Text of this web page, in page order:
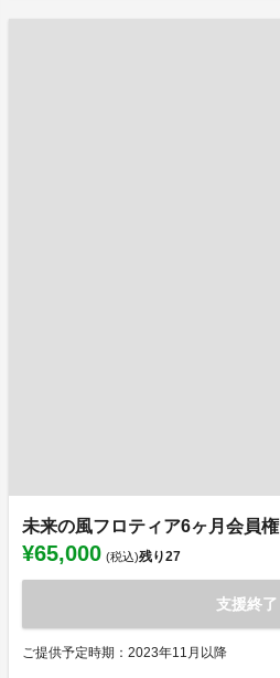
未来の風フロティア6ヶ月会員権
¥65,000 (税込)残り27
支援終了
ご提供予定時期：2023年11月以降